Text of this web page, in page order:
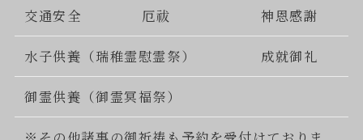
交通安全 厄祓 神恩感謝
水子供養（瑞稚霊慰霊祭） 成就御礼
御霊供養（御霊冥福祭）